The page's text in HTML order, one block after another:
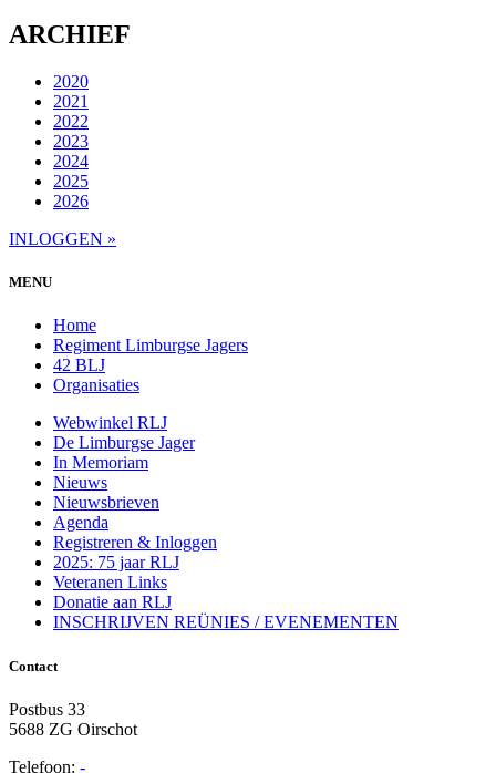
ARCHIEF
2020
2021
2022
2023
2024
2025
2026
INLOGGEN »
MENU
Home
Regiment Limburgse Jagers
42 BLJ
Organisaties
Webwinkel RLJ
De Limburgse Jager
In Memoriam
Nieuws
Nieuwsbrieven
Agenda
Registreren & Inloggen
2025: 75 jaar RLJ
Veteranen Links
Donatie aan RLJ
INSCHRIJVEN REÜNIES / EVENEMENTEN
Contact
Postbus 33
5688 ZG Oirschot
Telefoon: -